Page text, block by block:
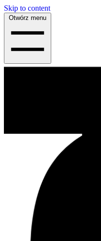
Skip to content
Otwórz menu